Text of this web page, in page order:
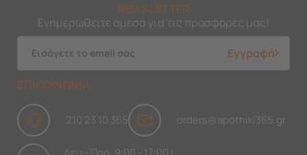
NEWSLETTER
Ενημερωθείτε άμεσα για τις προσφορές μας!
Εγγραφή
ΕΠΙΚΟΙΝΩΝΙΑ
210 23 10 365 orders@apothiki365.gr